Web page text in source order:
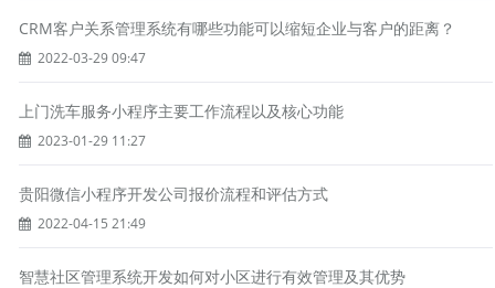
CRM客户关系管理系统有哪些功能可以缩短企业与客户的距离？
2022-03-29 09:47
上门洗车服务小程序主要工作流程以及核心功能
2023-01-29 11:27
贵阳微信小程序开发公司报价流程和评估方式
2022-04-15 21:49
智慧社区管理系统开发如何对小区进行有效管理及其优势